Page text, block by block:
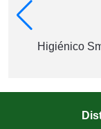
Higiénico